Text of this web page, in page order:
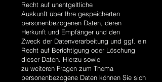
Recht auf unentgeltliche
Auskunft über Ihre gespeicherten
personenbezogenen Daten, deren
Herkunft und Empfänger und den
Zweck der Datenverarbeitung und ggf. ein
Recht auf Berichtigung oder Löschung
dieser Daten. Hierzu sowie
zu weiteren Fragen zum Thema
personenbezogene Daten können Sie sich